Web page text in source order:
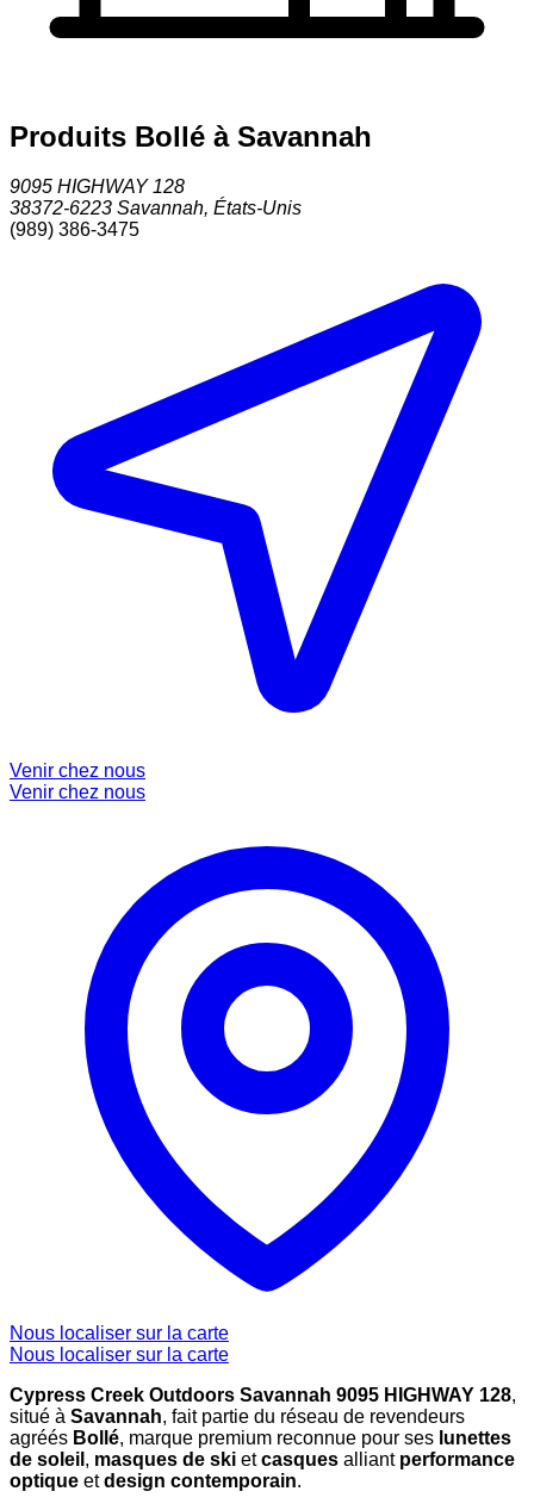
Produits Bollé à Savannah
9095 HIGHWAY 128
38372-6223 Savannah, États-Unis
(989) 386-3475
Venir chez nous
Venir chez nous
Nous localiser sur la carte
Nous localiser sur la carte
Cypress Creek Outdoors Savannah 9095 HIGHWAY 128,
situé à Savannah, fait partie du réseau de revendeurs
agréés Bollé, marque premium reconnue pour ses lunettes
de soleil , masques de ski etcasques alliant performance
optique etdesign contemporain.